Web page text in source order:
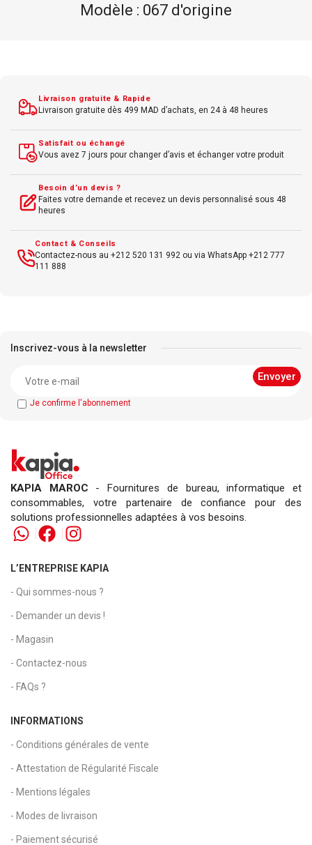
Modèle : 067 d'origine
Livraison gratuite & Rapide
Livraison gratuite dès 499 MAD d’achats, en 24 à 48 heures
Satisfait ou échangé
Vous avez 7 jours pour changer d’avis et échanger votre produit
Besoin d’un devis ?
Faites votre demande et recevez un devis personnalisé sous 48
heures
Contact & Conseils
Contactez-nous au +212 520 131 992 ou via WhatsApp +212 777
111 888
Inscrivez-vous à la newsletter
Je confirme l'abonnement
KAPIA MAROC - Fournitures de bureau, informatique et
consommables, votre partenaire de confiance pour des
solutions professionnelles adaptées à vos besoins.
L’ENTREPRISE KAPIA
- Qui sommes-nous ?
- Demander un devis !
- Magasin
- Contactez-nous
- FAQs ?
INFORMATIONS
- Conditions générales de vente
- Attestation de Régularité Fiscale
- Mentions légales
- Modes de livraison
- Paiement sécurisé